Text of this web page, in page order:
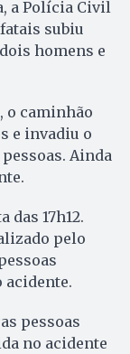
a Polícia Civil
subiu
homens e
o caminhão
e invadiu o
Ainda
17h12.
pelo
acidente.
pessoas
no acidente